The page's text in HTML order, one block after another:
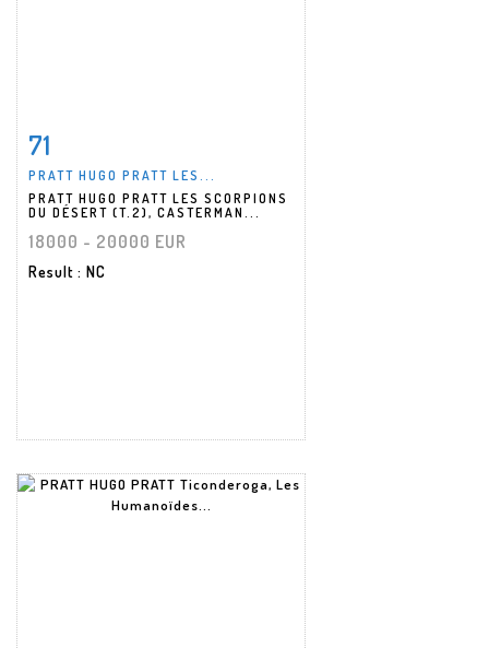
71
PRATT HUGO PRATT LES...
PRATT HUGO PRATT LES SCORPIONS
DU DÉSERT (T.2), CASTERMAN...
18000 - 20000 EUR
Result : NC